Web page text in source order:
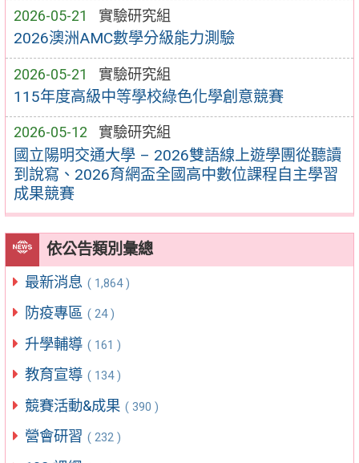
2026-05-21 實驗研究組
2026澳洲AMC數學分級能力測驗
2026-05-21 實驗研究組
115年度高級中等學校綠色化學創意競賽
2026-05-12 實驗研究組
國立陽明交通大學 – 2026雙語線上遊學團從聽讀
到說寫、2026育網盃全國高中數位課程自主學習
成果競賽
依公告類別彙總
最新消息 ( 1,864 )
防疫專區 ( 24 )
升學輔導 ( 161 )
教育宣導 ( 134 )
競賽活動&成果 ( 390 )
營會研習 ( 232 )